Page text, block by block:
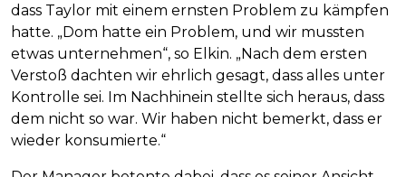
dass Taylor mit einem ernsten Problem zu kämpfen
hatte. „Dom hatte ein Problem, und wir mussten
etwas unternehmen“, so Elkin. „Nach dem ersten
Verstoß dachten wir ehrlich gesagt, dass alles unter
Kontrolle sei. Im Nachhinein stellte sich heraus, dass
dem nicht so war. Wir haben nicht bemerkt, dass er
wieder konsumierte.“